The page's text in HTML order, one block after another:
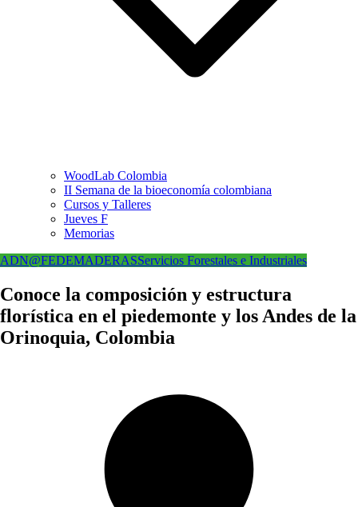
WoodLab Colombia
II Semana de la bioeconomía colombiana
Cursos y Talleres
Jueves F
Memorias
ADN@FEDEMADERASServicios Forestales e Industriales
Conoce la composición y estructura
florística en el piedemonte y los Andes de la
Orinoquia, Colombia